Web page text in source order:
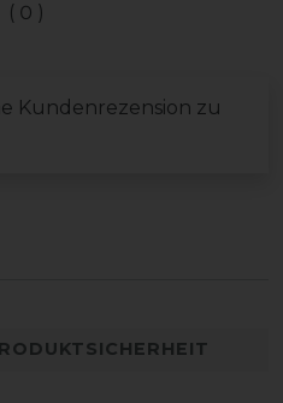
0
Kundenrezension zu